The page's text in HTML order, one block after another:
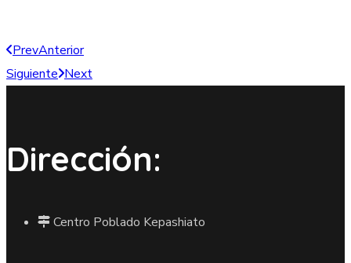
PrevAnterior
Siguiente Next
Dirección:
Centro Poblado Kepashiato